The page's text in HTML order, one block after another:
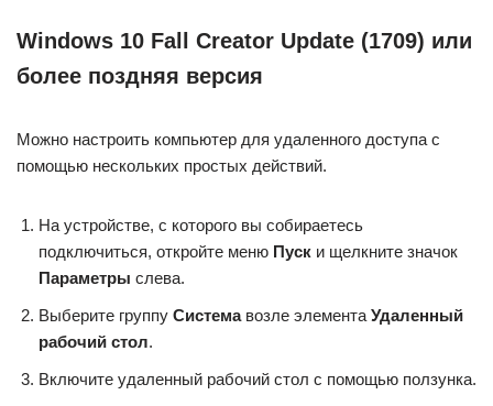
Windows 10 Fall Creator Update (1709) или
более поздняя версия
Можно настроить компьютер для удаленного доступа с
помощью нескольких простых действий.
На устройстве, с которого вы собираетесь
подключиться, откройте меню Пуск и щелкните значок
Параметры слева.
Выберите группу Системавозле элемента Удаленный
рабочий стол.
Включите удаленный рабочий стол с помощью ползунка.